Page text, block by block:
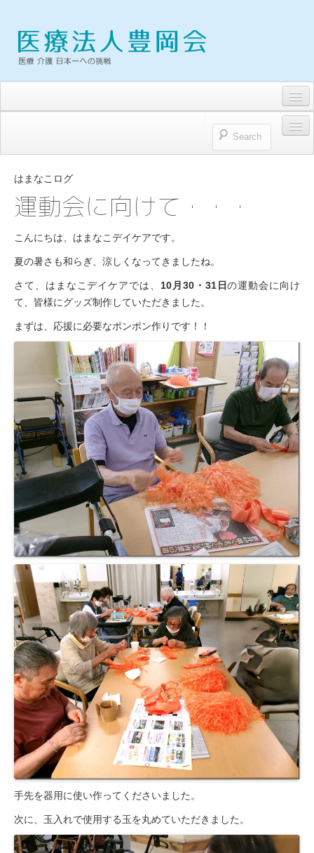
お問い合わせ
プライバシーポリシー
医療法人豊岡会
浜松とよおか病院
豊橋元町病院
入院透析について
透析センターご紹介
透析・入院透析
介護老人保健施設
はまなこ介護老人保健施設
三田介護老人保健施設
滝町介護老人保健施設
ショートステイ
滝町ショートステイ
グループホーム
居宅介護支援事業所
豊岡会の居宅介護支援
デイケア
とよおかデイケア
はまなこデイケア
元町デイケア
滝町デイケア
はまなこログ
運動会に向けて・・・
こんにちは、はまなこデイケアです。
夏の暑さも和らぎ、涼しくなってきましたね。
さて、はまなこデイケアでは、 10月30・31日の運動会に向け
て、皆様にグッズ制作していただきました。
まずは、応援に必要なポンポン作りです！！
手先を器用に使い作ってくださいました。
次に、玉入れで使用する玉を丸めていただきました。